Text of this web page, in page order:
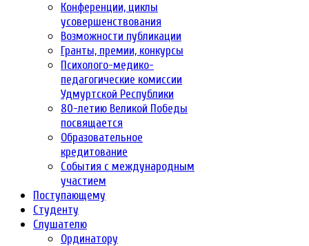
Конференции, циклы
усовершенствования
Возможности публикации
Гранты, премии, конкурсы
Психолого-медико-
педагогические комиссии
Удмуртской Республики
80-летию Великой Победы
посвящается
Образовательное
кредитование
События с международным
участием
Поступающему
Студенту
Слушателю
Ординатору